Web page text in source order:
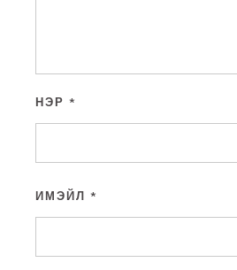
НЭР *
ИМЭЙЛ *